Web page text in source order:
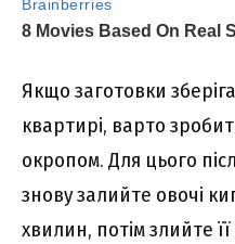
Якщо заготовки
квартирі, варто
окропом. Для цього
знову залийте овочі
хвилин, потім злийте